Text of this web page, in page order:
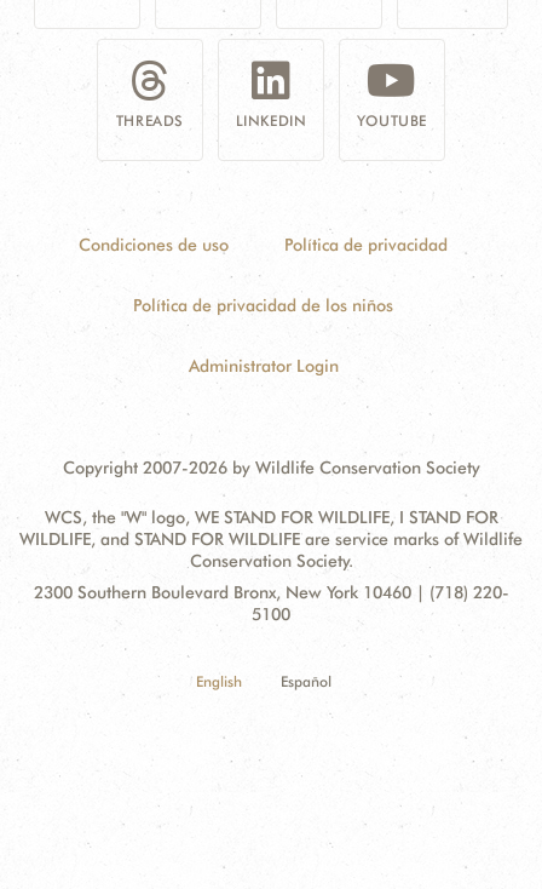
THREADS LINKEDIN YOUTUBE
Condiciones de uso Política de privacidad
Política de privacidad de los niños
Administrator Login
Copyright 2007-2026 by Wildlife Conservation Society
WCS, the "W" logo, WE STAND FOR WILDLIFE, I STAND FOR
WILDLIFE, and STAND FOR WILDLIFE are service marks of Wildlife
Conservation Society.
Contact
Address:
2300 Southern Boulevard Bronx, New York 10460 | (718) 220-
5100
English Español